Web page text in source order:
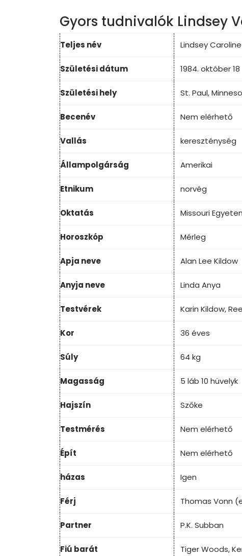
Gyors tudnivalók Lindsey
Teljes név Lindsey
Születési dátum 1984. október 18
Születési hely St. Paul,
Becenév Nem elérhető
Vallás kereszténység
Állampolgárság Amerikai
Etnikum norvég
Oktatás Missouri
Horoszkóp Mérleg
Apja neve Alan Lee Kildow
Anyja neve Linda Anya
Testvérek Karin Kildow,
Kor 36 éves
Súly 64 kg
Magasság 5 láb 10 hüvelyk
Hajszín Szőke
Testmérés Nem elérhető
Épít Nem elérhető
házas Igen
Férj Thomas Vonn
Partner P.K. Subban
Fiú barát Tiger Woods,